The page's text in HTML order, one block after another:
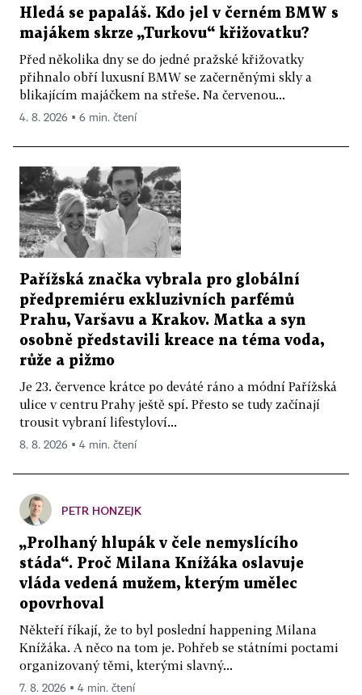
Hledá se papaláš. Kdo jel v černém BMW s
majákem skrze „Turkovu“ křižovatku?
Před několika dny se do jedné pražské křižovatky
přihnalo obří luxusní BMW se začerněnými skly a
blikajícím majáčkem na střeše. Na červenou...
4. 8. 2026 ▪ 6 min. čtení
Pařížská značka vybrala pro globální
předpremiéru exkluzivních parfémů
Prahu, Varšavu a Krakov. Matka a syn
osobně představili kreace na téma voda,
růže a pižmo
Je 23. července krátce po deváté ráno a módní Pařížská
ulice v centru Prahy ještě spí. Přesto se tudy začínají
trousit vybraní lifestyloví...
8. 8. 2026 ▪ 4 min. čtení
PETR HONZEJK
„Prolhaný hlupák v čele nemyslícího
stáda“. Proč Milana Knížáka oslavuje
vláda vedená mužem, kterým umělec
opovrhoval
Někteří říkají, že to byl poslední happening Milana
Knížáka. A něco na tom je. Pohřeb se státními poctami
organizovaný těmi, kterými slavný...
7. 8. 2026 ▪ 4 min. čtení